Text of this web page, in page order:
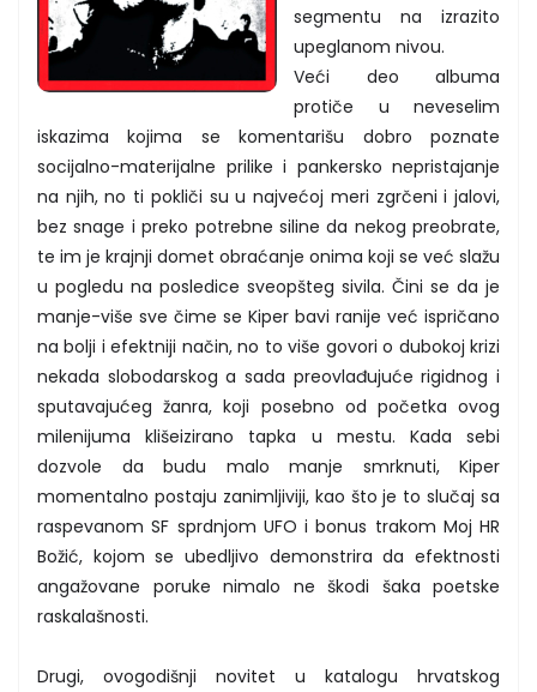
segmentu na izrazito
upeglanom nivou.
Veći deo albuma
protiče u neveselim
iskazima kojima se komentarišu dobro poznate
socijalno-materijalne prilike i pankersko nepristajanje
na njih, no ti pokliči su u najvećoj meri zgrčeni i jalovi,
bez snage i preko potrebne siline da nekog preobrate,
te im je krajnji domet obraćanje onima koji se već slažu
u pogledu na posledice sveopšteg sivila. Čini se da je
manje-više sve čime se Kiper bavi ranije već ispričano
na bolji i efektniji način, no to više govori o dubokoj krizi
nekada slobodarskog a sada preovlađujuće rigidnog i
sputavajućeg žanra, koji posebno od početka ovog
milenijuma klišeizirano tapka u mestu. Kada sebi
dozvole da budu malo manje smrknuti, Kiper
momentalno postaju zanimljiviji, kao što je to slučaj sa
raspevanom SF sprdnjom UFO i bonus trakom Moj HR
Božić, kojom se ubedljivo demonstrira da efektnosti
angažovane poruke nimalo ne škodi šaka poetske
raskalašnosti.
Drugi, ovogodišnji novitet u katalogu hrvatskog